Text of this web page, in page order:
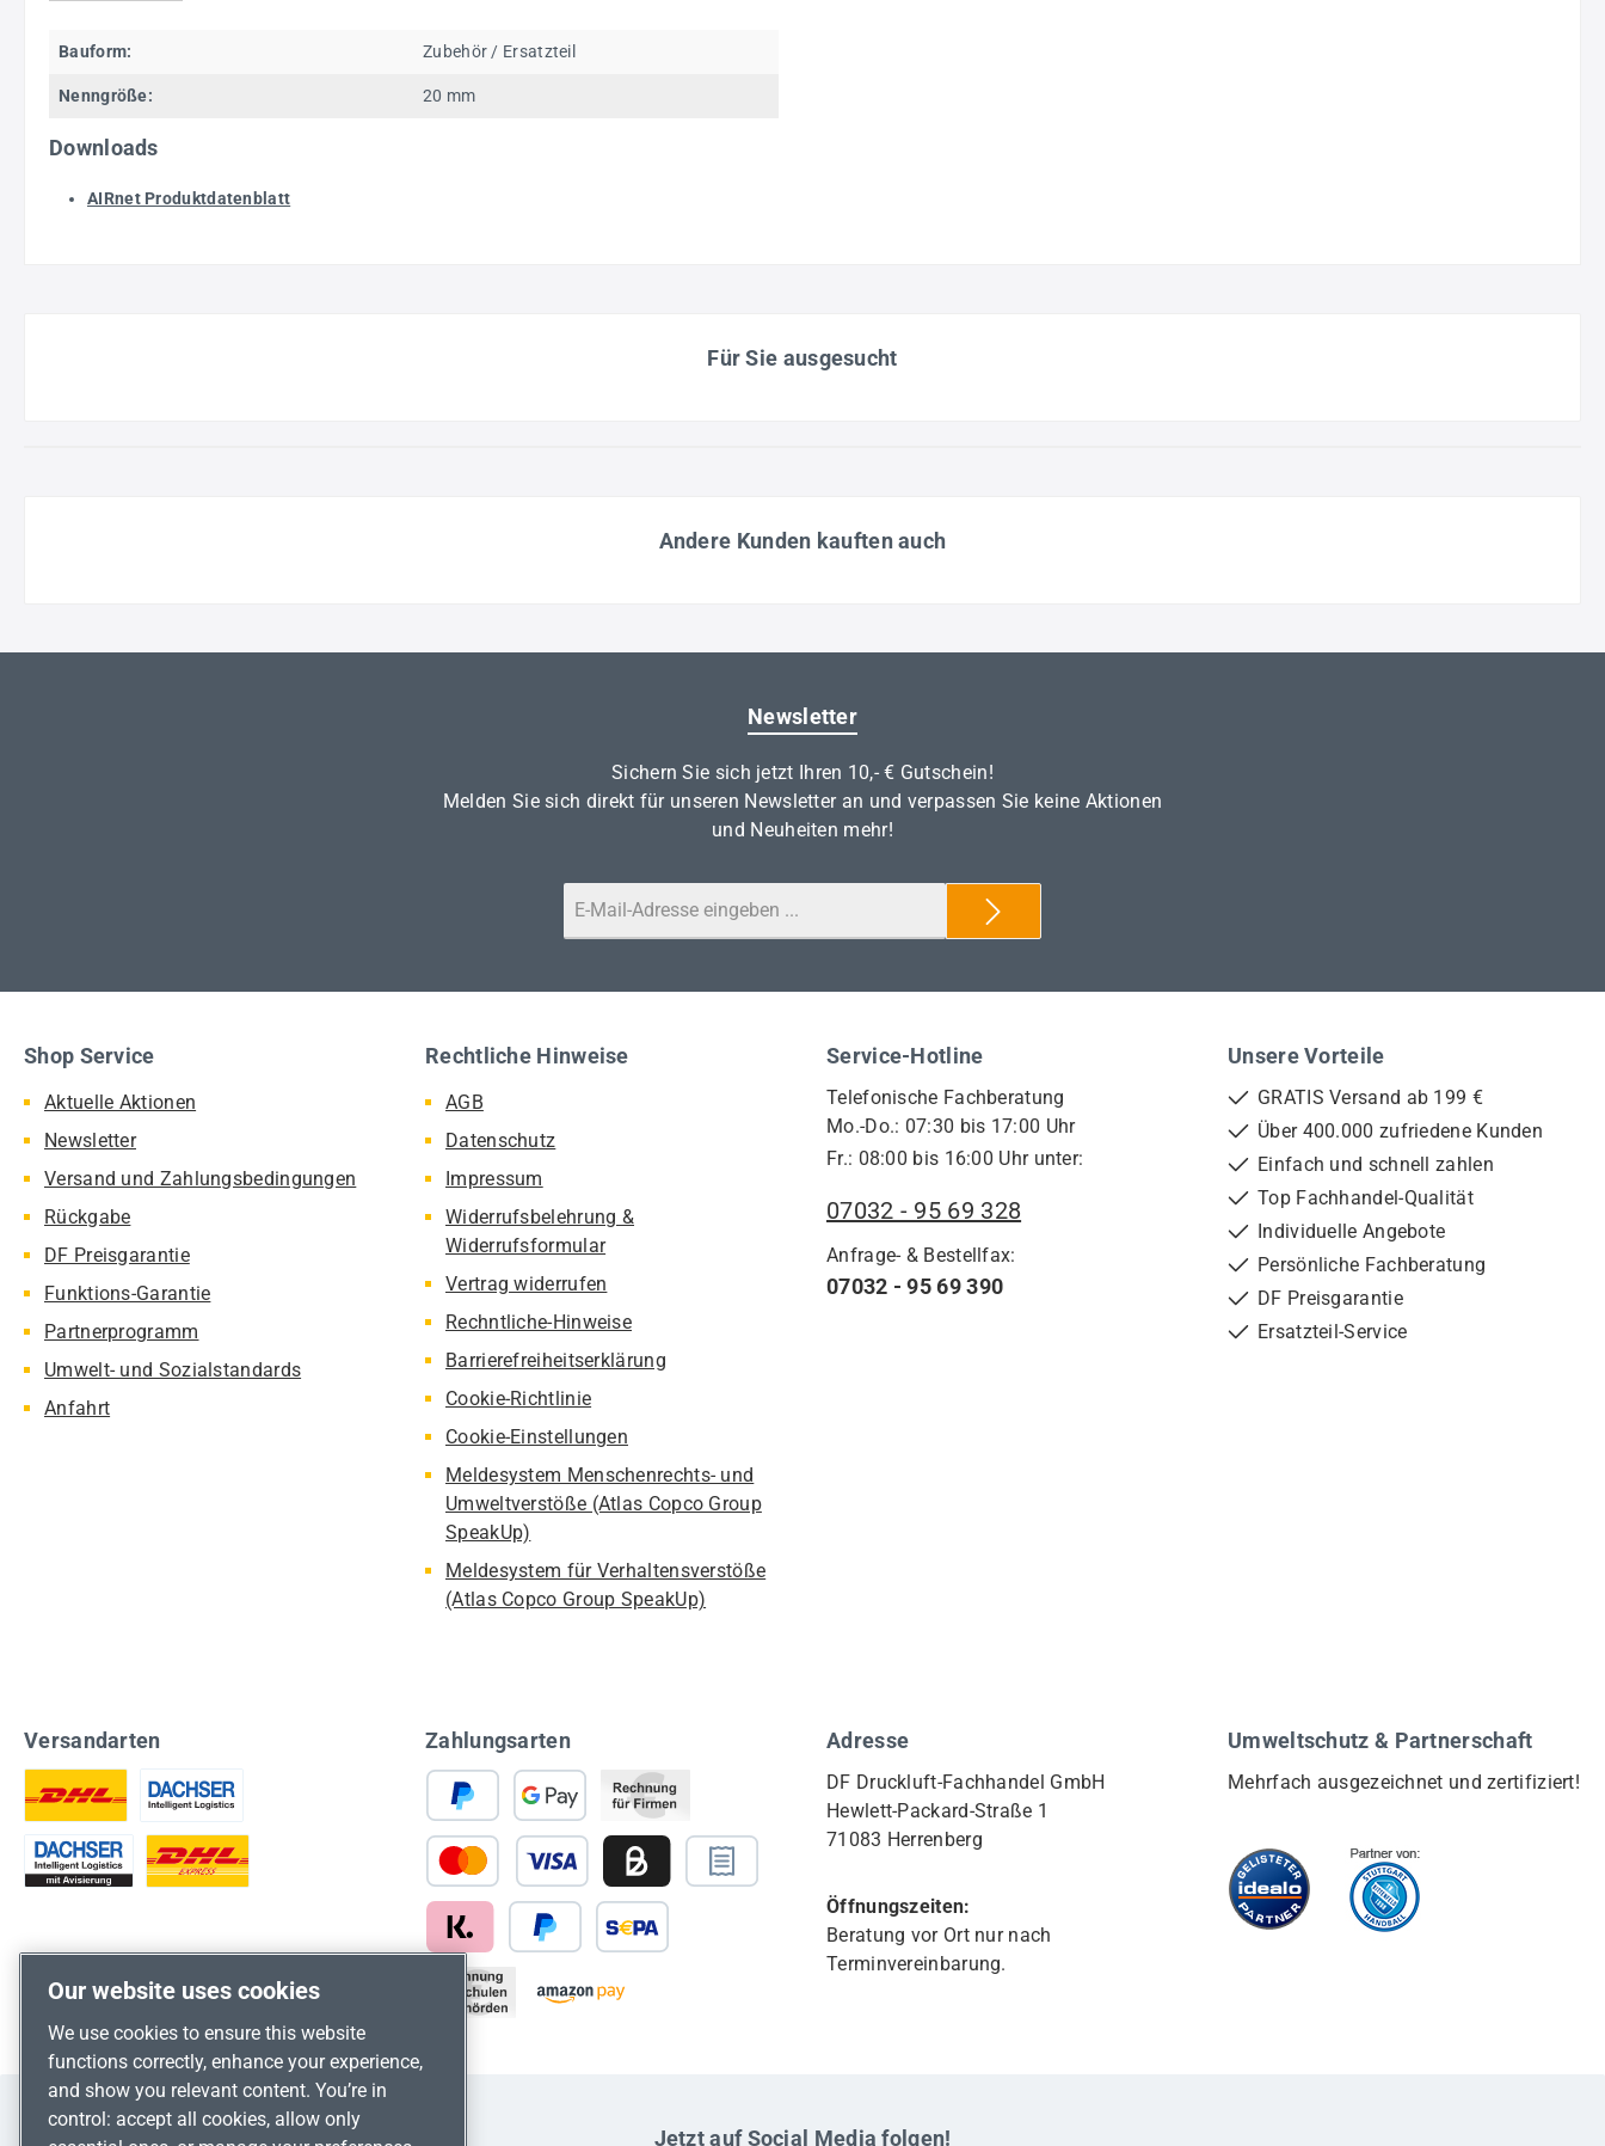
Bauform: Zubehör / Ersatzteil
Nenngröße: 20 mm
Downloads
AIRnet Produktdatenblatt
Für Sie ausgesucht
Andere Kunden kauften auch
Newsletter
Sichern Sie sich jetzt Ihren 10,- € Gutschein!
Melden Sie sich direkt für unseren Newsletter an und verpassen Sie keine Aktionen
und Neuheiten mehr!
Service-Hotline
Telefonische Fachberatung
Mo.-Do.: 07:30 bis 17:00 Uhr
Fr.: 08:00 bis 16:00 Uhr unter:
07032 - 95 69 328
Anfrage- & Bestellfax:
07032 - 95 69 390
Shop Service
Aktuelle Aktionen
Newsletter
Versand und Zahlungsbedingungen
Rückgabe
DF Preisgarantie
Funktions-Garantie
Partnerprogramm
Umwelt- und Sozialstandards
Anfahrt
Rechtliche Hinweise
AGB
Datenschutz
Impressum
Widerrufsbelehrung &
Widerrufsformular
Vertrag widerrufen
Rechntliche-Hinweise
Barrierefreiheitserklärung
Cookie-Richtlinie
Cookie-Einstellungen
Meldesystem Menschenrechts- und
Umweltverstöße (Atlas Copco Group
SpeakUp)
Meldesystem für Verhaltensverstöße
(Atlas Copco Group SpeakUp)
Unsere Vorteile
GRATIS Versand ab 199 €
Über 400.000 zufriedene Kunden
Einfach und schnell zahlen
Top Fachhandel-Qualität
Individuelle Angebote
Persönliche Fachberatung
DF Preisgarantie
Ersatzteil-Service
Versandarten Zahlungsarten Adresse
DF Druckluft-Fachhandel GmbH
Hewlett-Packard-Straße 1
71083 Herrenberg
Öffnungszeiten:
Beratung vor Ort nur nach
Terminvereinbarung.
Umweltschutz & Partnerschaft
Mehrfach ausgezeichnet und zertifiziert!
Jetzt auf Social Media folgen!
Our website uses cookies
We use cookies to ensure this website
functions correctly, enhance your experience,
and show you relevant content. You’re in
control: accept all cookies, allow only